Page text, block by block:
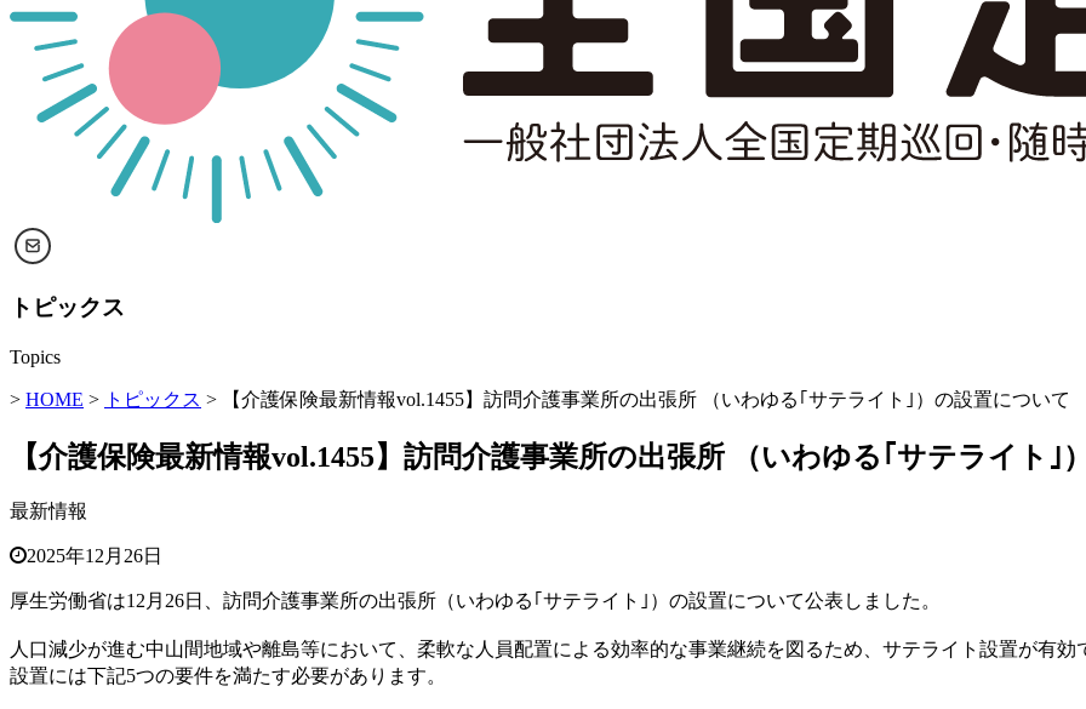
トピックス
Topics
> HOME > トピックス > 【介護保険最新情報vol.1455】訪問介護事業所の出張所 （いわゆる｢サテライト｣）の設置について
【介護保険最新情報vol.1455】訪問介護事業所の出張所 （いわゆる｢サテライト｣
最新情報
2025年12月26日
厚生労働省は12月26日、訪問介護事業所の出張所（いわゆる｢サテライト｣）の設置について公表しました。
人口減少が進む中山間地域や離島等において、柔軟な人員配置による効率的な事業継続を図るため、サテライト設置が有
設置には下記5つの要件を満たす必要があります。